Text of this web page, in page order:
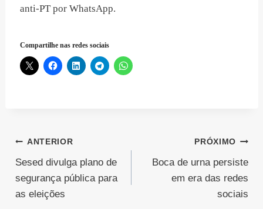
anti-PT por WhatsApp.
Compartilhe nas redes sociais
Navegação
de
Post
ANTERIOR
Sesed divulga plano de
segurança pública para
as eleições
PRÓXIMO
Boca de urna persiste
em era das redes
sociais